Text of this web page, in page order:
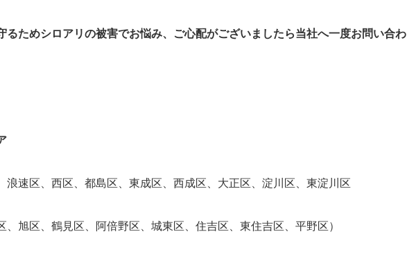
るためシロアリの被害でお悩み、ご心配がございましたら当社へ一度お問い合わ
浪速区、西区、都島区、東成区、西成区、大正区、淀川区、東淀川区
旭区、鶴見区、阿倍野区、城東区、住吉区、東住吉区、平野区）